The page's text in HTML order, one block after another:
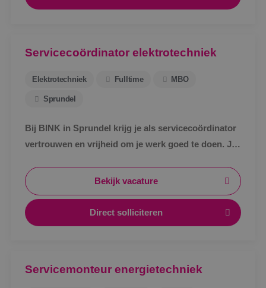
Servicecoördinator elektrotechniek
Elektrotechniek Fulltime MBO
Sprundel
Bij BINK in Sprundel krijg je als servicecoördinator
vertrouwen en vrijheid om je werk goed te doen. Je
waar je aan toe bent.Bekijk vacature
Direct solliciteren
Servicemonteur energietechniek